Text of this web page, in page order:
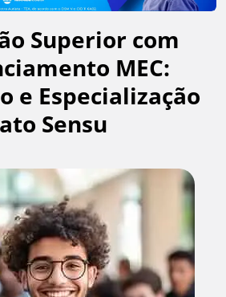
Superior com
MEC:
e Especialização
Sensu